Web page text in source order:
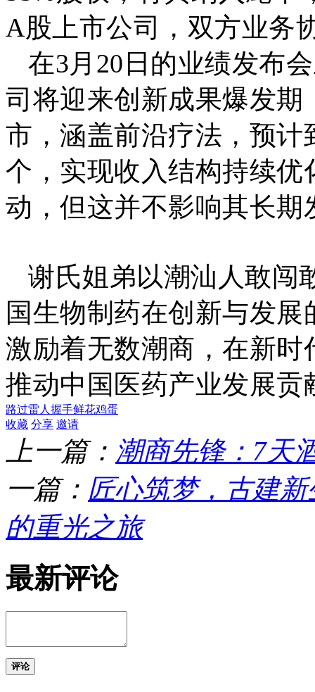
A股上市公司，双方业务
在3月20日的业绩发布
司将迎来创新成果爆发
市，涵盖前沿疗法，预计
个，实现收入结构持续优
动，但这并不影响其长期
谢氏姐弟以潮汕人敢闯
国生物制药在创新与发
激励着无数潮商，在新
推动中国医药产业发展贡
路过雷人 握手鲜花鸡蛋
收藏 分享 邀请
上一篇： 潮商先锋：7天
一篇： 匠心筑梦，古建
的重光之旅
最新评论
评论